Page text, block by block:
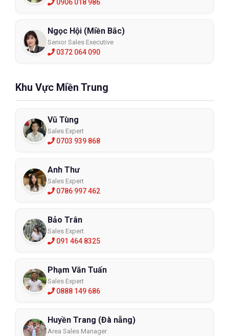
0906 018 986
Ngọc Hội (Miền Bắc)
Senior Sales Executive
0372 064 090
Khu Vực Miền Trung
Vũ Tùng
Sales Expert
0703 939 868
Anh Thư
Sales Expert
0786 997 462
Bảo Trân
Sales Expert
091 464 8325
Phạm Văn Tuấn
Sales Expert
0888 149 686
Huyền Trang (Đà nẵng)
Area Sales Manager